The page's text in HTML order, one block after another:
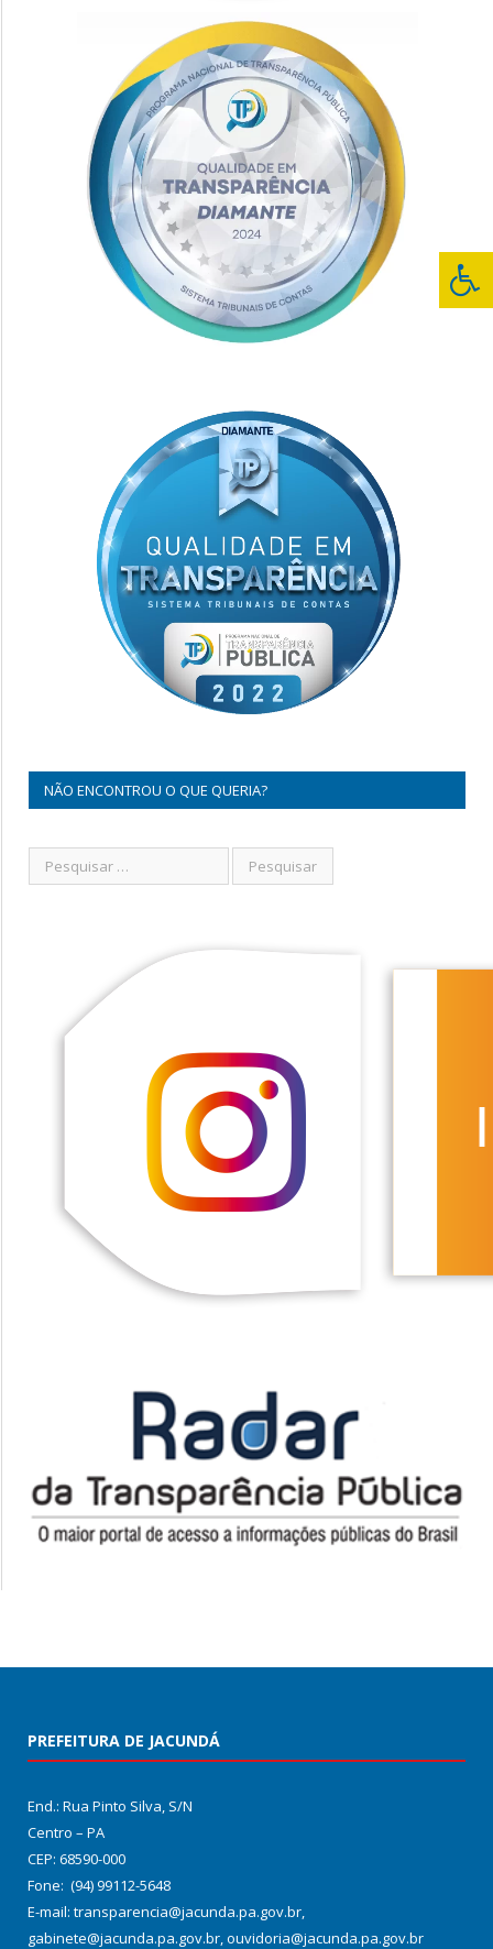
NÃO ENCONTROU O QUE QUERIA?
PREFEITURA DE JACUNDÁ
End.: Rua Pinto Silva, S/N
Centro – PA
CEP: 68590-000
Fone: (94) 99112-5648
E-mail: transparencia@jacunda.pa.gov.br,
gabinete@jacunda.pa.gov.br, ouvidoria@jacunda.pa.gov.br